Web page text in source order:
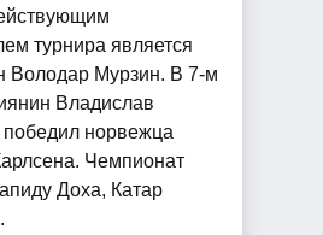
турнира является
Володар Мурзин. В 7-м
Владислав
норвежца
Чемпионат
Доха, Катар